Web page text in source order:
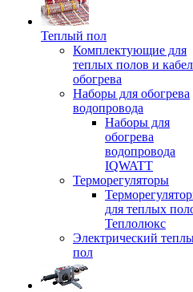
Теплый пол
Комплектующие для
теплых полов и
обогрева
Наборы для обогрева
водопровода
Наборы для
обогрева
водопровода
IQWATT
Терморегуляторы
для теплых
Теплолюкс
Электрический
пол